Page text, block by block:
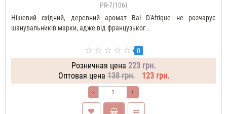
PR-7(106)
Нішевий східний, деревний аромат Bal D'Afrique не розчарує
шанувальників марки, адже від французьког..
0
Розничная цена 223 грн.
Оптовая цена 138 грн. 123 грн.
- +